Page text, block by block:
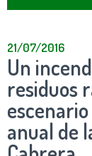
21/07/2016
Un
residuos
anual de